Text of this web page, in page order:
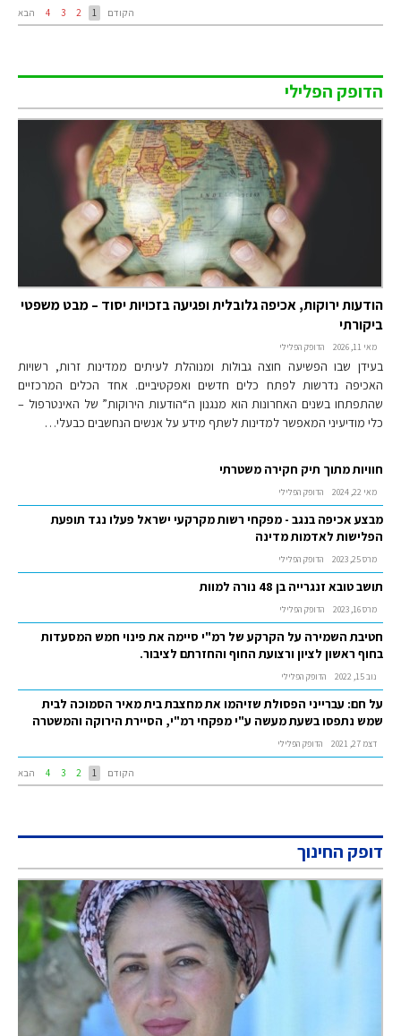
הקודם 1
2
3
4 הבא
הדופק הפלילי
הודעות ירוקות, אכיפה גלובלית ופגיעה בזכויות יסוד – מבט משפטי
ביקורתי
מאי 11, 2026 הדופק הפלילי
בעידן שבו הפשיעה חוצה גבולות ומנוהלת לעיתים ממדינות זרות, רשויות
האכיפה נדרשות לפתח כלים חדשים ואפקטיביים. אחד הכלים המרכזיים
שהתפתחו בשנים האחרונות הוא מנגנון ה“הודעות הירוקות” של האינטרפול –
כלי מודיעיני המאפשר למדינות לשתף מידע על אנשים הנחשבים כבעלי…
חוויות מתוך תיק חקירה משטרתי
מאי 22, 2024 הדופק הפלילי
מבצע אכיפה בנגב - מפקחי רשות מקרקעי ישראל פעלו נגד תופעת
הפלישות לאדמות מדינה
מרס 25, 2023 הדופק הפלילי
תושב טובא זנגרייה בן 48 נורה למוות
מרס 16, 2023 הדופק הפלילי
חטיבת השמירה על הקרקע של רמ"י סיימה את פינוי חמש המסעדות
בחוף ראשון לציון ורצועת החוף והחזרתם לציבור.
נוב 15, 2022 הדופק הפלילי
על חם: עברייני הפסולת שזיהמו את מחצבת בית מאיר הסמוכה לבית
שמש נתפסו בשעת מעשה ע"י מפקחי רמ"י, הסיירת הירוקה והמשטרה
דצמ 27, 2021 הדופק הפלילי
הקודם 1
2
3
4 הבא
דופק החינוך